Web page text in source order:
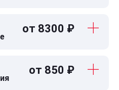
от 8300 ₽
от 850 ₽